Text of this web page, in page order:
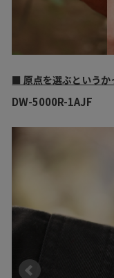
■ 原点を選ぶというか
DW-5000R-1AJF